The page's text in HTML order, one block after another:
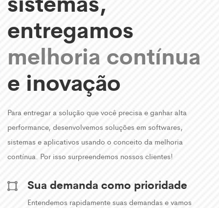
entregamos
melhoria contínua
e inovação
Para entregar a solução que você precisa e ganhar alta
performance, desenvolvemos soluções em softwares,
sistemas e aplicativos usando o conceito da melhoria
contínua. Por isso surpreendemos nossos clientes!
Sua demanda como prioridade
Entendemos rapidamente suas demandas e vamos